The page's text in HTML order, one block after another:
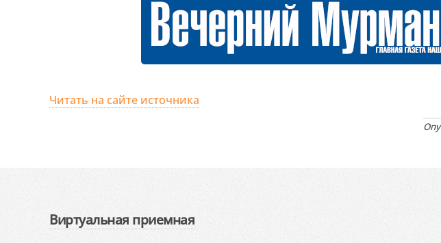
Читать на сайте источника
Виртуальная приемная